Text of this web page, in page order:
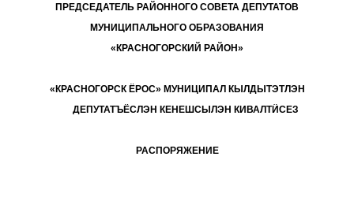
ПРЕДСЕДАТЕЛЬ РАЙОННОГО СОВЕТА ДЕПУТАТОВ
МУНИЦИПАЛЬНОГО ОБРАЗОВАНИЯ
«КРАСНОГОРСКИЙ РАЙОН»
«КРАСНОГОРСК ЁРОС» МУНИЦИПАЛ КЫЛДЫТЭТЛЭН
ДЕПУТАТЪЁСЛЭН КЕНЕШСЫЛЭН КИВАЛТӤСЕЗ
РАСПОРЯЖЕНИЕ